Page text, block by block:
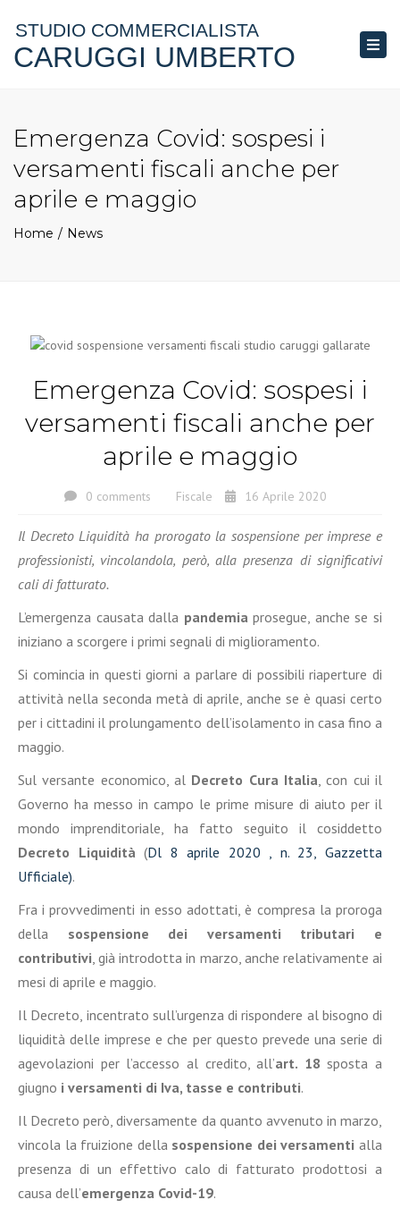
STUDIO COMMERCIALISTA
CARUGGI UMBERTO
Emergenza Covid: sospesi i
versamenti fiscali anche per
aprile e maggio
Home News
Emergenza Covid: sospesi i
versamenti fiscali anche per
aprile e maggio
0 comments Fiscale 16 Aprile 2020
Il Decreto Liquidità ha prorogato la sospensione per imprese e
professionisti, vincolandola, però, alla presenza di significativi
cali di fatturato.
L’emergenza causata dalla pandemia prosegue, anche se si
iniziano a scorgere i primi segnali di miglioramento.
Si comincia in questi giorni a parlare di possibili riaperture di
attività nella seconda metà di aprile, anche se è quasi certo
per i cittadini il prolungamento dell’isolamento in casa fino a
maggio.
Sul versante economico, al Decreto Cura Italia, con cui il
Governo ha messo in campo le prime misure di aiuto per il
mondo imprenditoriale, ha fatto seguito il cosiddetto
Decreto Liquidità (Dl 8 aprile 2020 , n. 23, Gazzetta
Ufficiale).
Fra i provvedimenti in esso adottati, è compresa la proroga
della sospensione dei versamenti tributari e
contributivi, già introdotta in marzo, anche relativamente ai
mesi di aprile e maggio.
Il Decreto, incentrato sull’urgenza di rispondere al bisogno di
liquidità delle imprese e che per questo prevede una serie di
agevolazioni per l’accesso al credito, all’art. 18 sposta a
giugno i versamenti di Iva, tasse e contributi.
Il Decreto però, diversamente da quanto avvenuto in marzo,
vincola la fruizione della sospensione dei versamentialla
presenza di un effettivo calo di fatturato prodottosi a
causa dell’emergenza Covid-19.